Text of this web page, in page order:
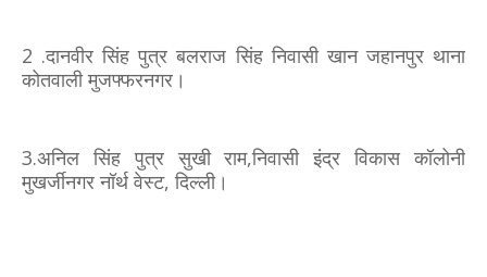
2 .दानवीर सिंह पुत्र बलराज सिंह निवासी खान जहानपुर थाना
कोतवाली मुजफ्फरनगर।
3.अनिल सिंह पुत्र सुखी राम,निवासी इंद्र विकास कॉलोनी
मुखर्जीनगर नॉर्थ वेस्ट, दिल्ली।